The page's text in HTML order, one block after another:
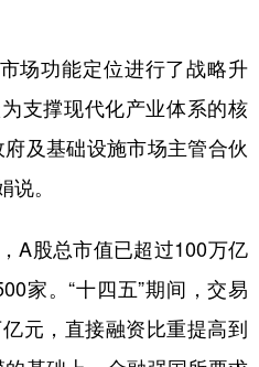
场功能定位进行了战略升
支撑现代化产业体系的核
及基础设施市场主管合伙
。
股总市值已超过100万亿
家。“十四五”期间，交易
元，直接融资比重提高到